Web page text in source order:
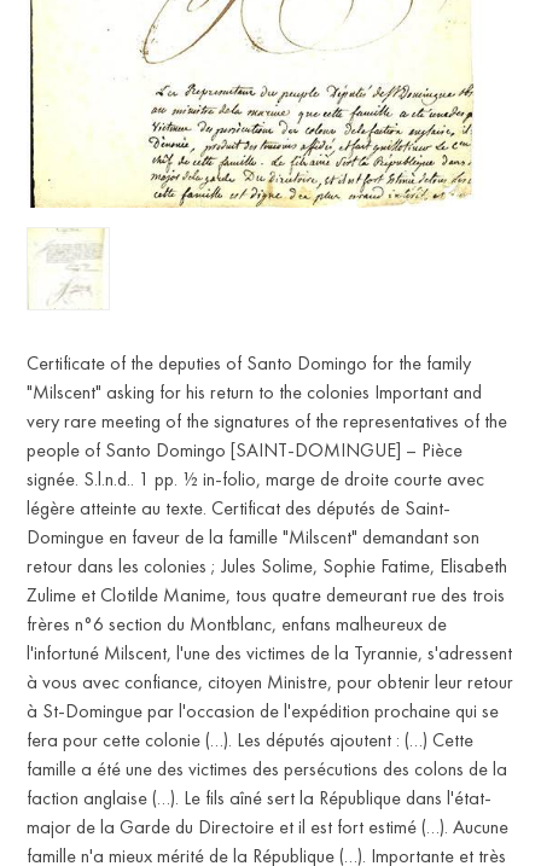
IT
Certificate of the deputies of Santo Domingo for the family
"Milscent" asking for his return to the colonies Important and
very rare meeting of the signatures of the representatives of the
people of Santo Domingo [SAINT-DOMINGUE] – Pièce
signée. S.l.n.d.. 1 pp. ½ in-folio, marge de droite courte avec
légère atteinte au texte. Certificat des députés de Saint-
Domingue en faveur de la famille "Milscent" demandant son
retour dans les colonies ; Jules Solime, Sophie Fatime, Elisabeth
Zulime et Clotilde Manime, tous quatre demeurant rue des trois
frères n°6 section du Montblanc, enfans malheureux de
l'infortuné Milscent, l'une des victimes de la Tyrannie, s'adressent
à vous avec confiance, citoyen Ministre, pour obtenir leur retour
à St-Domingue par l'occasion de l'expédition prochaine qui se
fera pour cette colonie (…). Les députés ajoutent : (…) Cette
famille a été une des victimes des persécutions des colons de la
faction anglaise (…). Le fils aîné sert la République dans l'état-
major de la Garde du Directoire et il est fort estimé (…). Aucune
famille n'a mieux mérité de la République (…). Importante et très